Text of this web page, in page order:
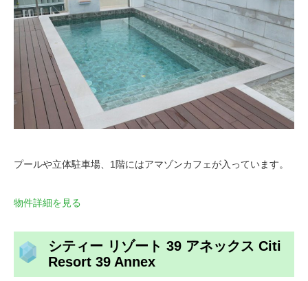
プールや立体駐車場、1階にはアマゾンカフェが入っています。
物件詳細を見る
シティー リゾート 39 アネックス Citi
Resort 39 Annex